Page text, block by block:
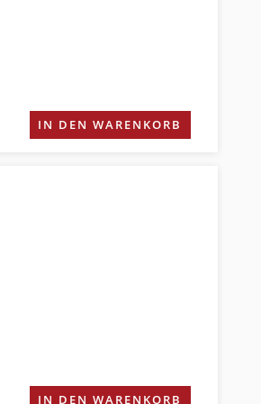
IN DEN WARENKORB
IN DEN WARENKORB